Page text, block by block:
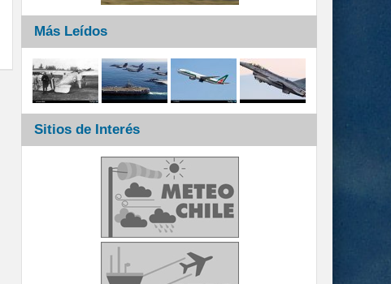
Más Leídos
Sitios de Interés